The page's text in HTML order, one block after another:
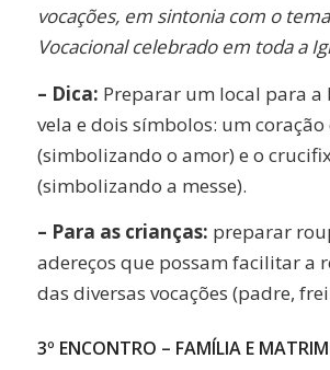
vocações, em sintonia com o
Vocacional celebrado em toda a
– Dica: Preparar um local para a
vela e dois símbolos: um coração
(simbolizando o amor) e o
(simbolizando a messe).
– Para as crianças: preparar
adereços que possam facilitar a
das diversas vocações (padre,
3º ENCONTRO – FAMÍLIA E